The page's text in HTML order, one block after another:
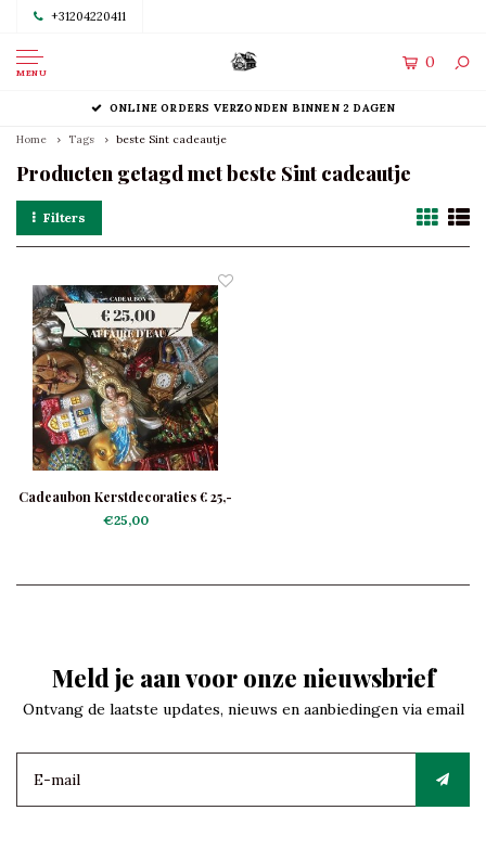
+31204220411
MENU
0
ONLINE ORDERS VERZONDEN BINNEN 2 DAGEN
Home Tags beste Sint cadeautje
Producten getagd met beste Sint cadeautje
Filters
Cadeaubon Kerstdecoraties € 25,-
€25,00
Meld je aan voor onze nieuwsbrief
Ontvang de laatste updates, nieuws en aanbiedingen via email